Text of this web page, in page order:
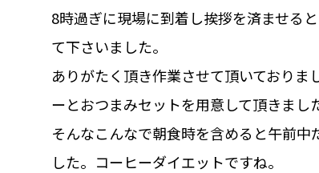
8時過ぎに現場に到着し挨拶を済ませる
て下さいました。
ありがたく頂き作業させて頂いており
ーとおつまみセットを用意して頂きまし
そんなこんなで朝食時を含めると午前
した。コーヒーダイエットですね。